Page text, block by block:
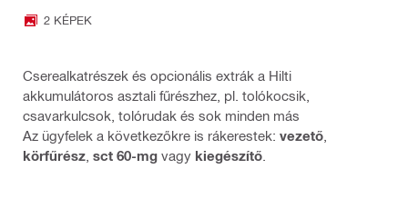
2 KÉPEK
Cserealkatrészek és opcionális extrák a Hilti
akkumulátoros asztali fűrészhez, pl. tolókocsik,
csavarkulcsok, tolórudak és sok minden más
Az ügyfelek a következőkre is rákerestek: vezető
körfűrész sct 60-mg vagy kiegészítő